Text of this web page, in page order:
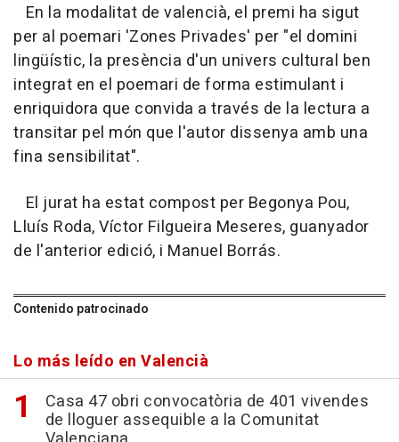
En la modalitat de valencià, el premi ha sigut
per al poemari 'Zones Privades' per "el domini
lingüístic, la presència d'un univers cultural ben
integrat en el poemari de forma estimulant i
enriquidora que convida a través de la lectura a
transitar pel món que l'autor dissenya amb una
fina sensibilitat".
El jurat ha estat compost per Begonya Pou,
Lluís Roda, Víctor Filgueira Meseres, guanyador
de l'anterior edició, i Manuel Borrás.
Contenido patrocinado
Lo más leído en Valencià
Casa 47 obri convocatòria de 401 vivendes
de lloguer assequible a la Comunitat